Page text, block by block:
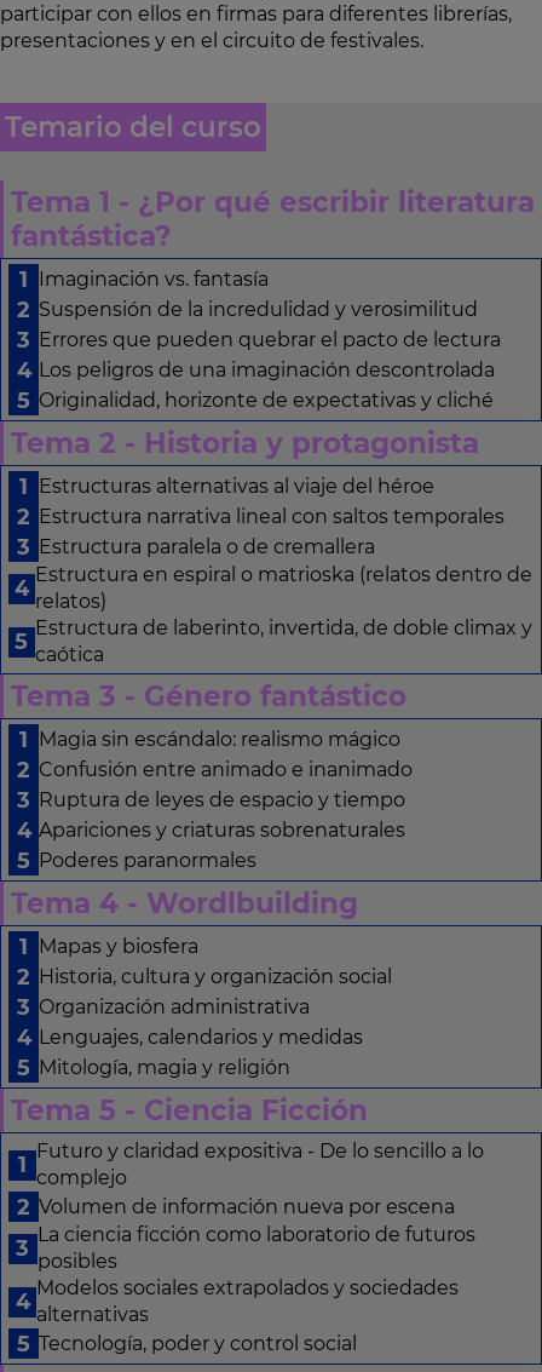
participar con ellos en firmas para diferentes librerías,
presentaciones y en el circuito de festivales.
Temario del curso
Tema 1 - ¿Por qué escribir literatura
fantástica?
Imaginación vs. fantasía
Suspensión de la incredulidad y verosimilitud
Errores que pueden quebrar el pacto de lectura
Los peligros de una imaginación descontrolada
Originalidad, horizonte de expectativas y cliché
Tema 2 - Historia y protagonista
Estructuras alternativas al viaje del héroe
Estructura narrativa lineal con saltos temporales
Estructura paralela o de cremallera
Estructura en espiral o matrioska (relatos dentro de
relatos)
Estructura de laberinto, invertida, de doble climax y
caótica
Tema 3 - Género fantástico
Magia sin escándalo: realismo mágico
Confusión entre animado e inanimado
Ruptura de leyes de espacio y tiempo
Apariciones y criaturas sobrenaturales
Poderes paranormales
Tema 4 - Wordlbuilding
Mapas y biosfera
Historia, cultura y organización social
Organización administrativa
Lenguajes, calendarios y medidas
Mitología, magia y religión
Tema 5 - Ciencia Ficción
Futuro y claridad expositiva - De lo sencillo a lo
complejo
Volumen de información nueva por escena
La ciencia ficción como laboratorio de futuros
posibles
Modelos sociales extrapolados y sociedades
alternativas
Tecnología, poder y control social